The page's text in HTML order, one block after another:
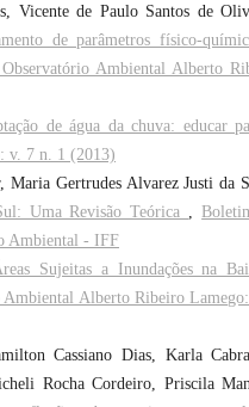
Vicente de Paulo Santos de
de parâmetros físico-
Ambiental Alberto
de água da chuva: educar
v. 7 n. 1 (2013)
Gertrudes Alvarez Justi da
Uma Revisão Teórica
Ambiental - IFF
Sujeitas a Inundações na
Ambiental Alberto Ribeiro
Cassiano Dias, Karla
Rocha Cordeiro, Priscila